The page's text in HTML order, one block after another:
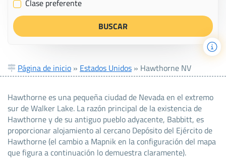
✔ Clase preferente
Página de inicio » Estados Unidos » Hawthorne NV
Hawthorne es una pequeña ciudad de Nevada en el extremo
sur de Walker Lake. La razón principal de la existencia de
Hawthorne y de su antiguo pueblo adyacente, Babbitt, es
proporcionar alojamiento al cercano Depósito del Ejército de
Hawthorne (el cambio a Mapnik en la configuración del mapa
que figura a continuación lo demuestra claramente).